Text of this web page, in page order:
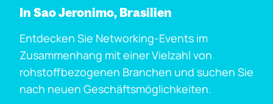
In Sao Jeronimo, Brasilien
Entdecken Sie Networking-Events im
Zusammenhang mit einer Vielzahl von
rohstoffbezogenen Branchen und suchen Sie
nach neuen Geschäftsmöglichkeiten.